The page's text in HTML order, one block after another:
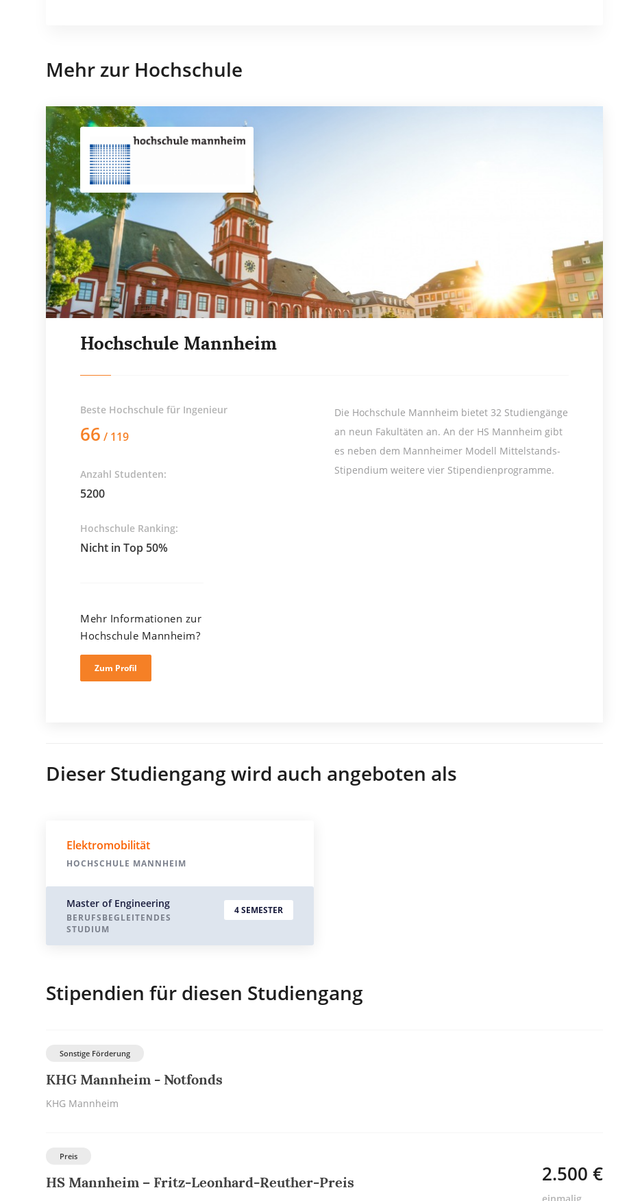
Mehr zur Hochschule
Hochschule Mannheim
Beste Hochschule für Ingenieur
66 / 119
Anzahl Studenten:
5200
Hochschule Ranking:
Nicht in Top 50%
Die Hochschule Mannheim bietet 32 Studiengänge
an neun Fakultäten an. An der HS Mannheim gibt
es neben dem Mannheimer Modell Mittelstands-
Stipendium weitere vier Stipendienprogramme.
Mehr Informationen zur
Hochschule Mannheim?
Zum Profil
Dieser Studiengang wird auch angeboten als
Elektromobilität
HOCHSCHULE MANNHEIM
Master of Engineering
BERUFSBEGLEITENDES
STUDIUM
4 SEMESTER
Stipendien für diesen Studiengang
Sonstige Förderung
KHG Mannheim - Notfonds
KHG Mannheim
Preis
HS Mannheim – Fritz-Leonhard-Reuther-Preis 2.500 €
einmalig